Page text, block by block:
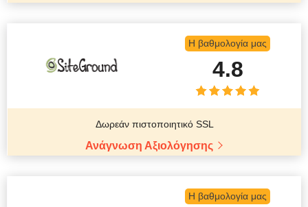
Η βαθμολογία μας
4.8
Δωρεάν πιστοποιητικό SSL
Ανάγνωση Αξιολόγησης
Η βαθμολογία μας